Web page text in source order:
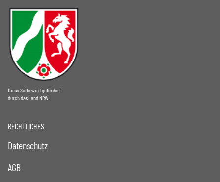
Diese Seite wird gefördert
durch das Land NRW.
RECHTLICHES
Datenschutz
AGB